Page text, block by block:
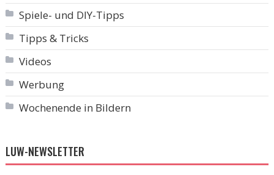
Spiele- und DIY-Tipps
Tipps & Tricks
Videos
Werbung
Wochenende in Bildern
LUW-NEWSLETTER